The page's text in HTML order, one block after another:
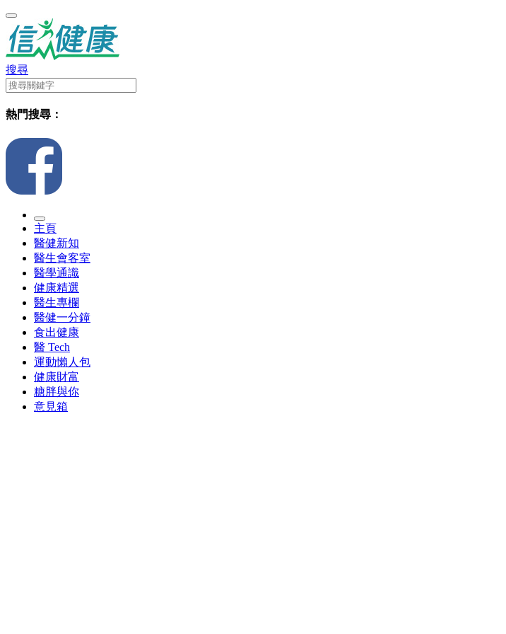
搜尋
熱門搜尋：
主頁
醫健新知
醫生會客室
醫學通識
健康精選
醫生專欄
醫健一分鐘
食出健康
醫 Tech
運動懶人包
健康財富
糖胖與你
意見箱